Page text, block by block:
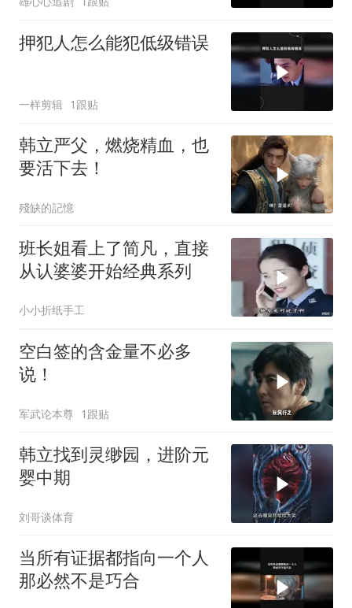
押犯人怎么能犯低级错误
一样剪辑 1跟贴
韩立严父，燃烧精血，也
要活下去！
殘缺的記憶
班长姐看上了简凡，直接
从认婆婆开始经典系列
小小折纸手工
空白签的含金量不必多
说！
军武论本尊 1跟贴
韩立找到灵缈园，进阶元
婴中期
刘哥谈体育
当所有证据都指向一个人
那必然不是巧合